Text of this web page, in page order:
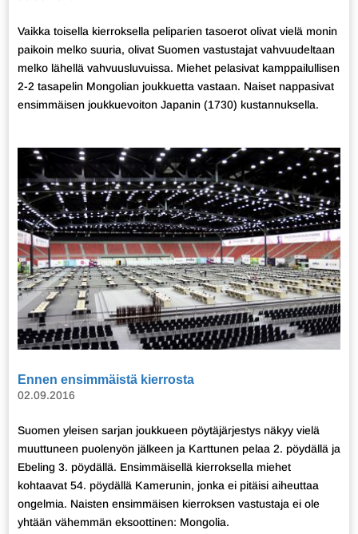
Vaikka toisella kierroksella peliparien tasoerot olivat vielä monin
paikoin melko suuria, olivat Suomen vastustajat vahvuudeltaan
melko lähellä vahvuusluvuissa. Miehet pelasivat kamppailullisen
2-2 tasapelin Mongolian joukkuetta vastaan. Naiset nappasivat
ensimmäisen joukkuevoiton Japanin (1730) kustannuksella.
Ennen ensimmäistä kierrosta
02.09.2016
Suomen yleisen sarjan joukkueen pöytäjärjestys näkyy vielä
muuttuneen puolenyön jälkeen ja Karttunen pelaa 2. pöydällä ja
Ebeling 3. pöydällä. Ensimmäisellä kierroksella miehet
kohtaavat 54. pöydällä Kamerunin, jonka ei pitäisi aiheuttaa
ongelmia. Naisten ensimmäisen kierroksen vastustaja ei ole
yhtään vähemmän eksoottinen: Mongolia.